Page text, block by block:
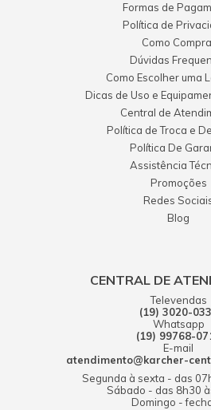
Formas de
Política de
Como
Dúvidas
Como Escolher uma
Dicas de Uso e
Central de
Política de Troca e
Política De
Assistência
Promoções
Redes
Blog
CENTRAL DE
Televendas
(19) 3020-
Whatsapp
(19) 99768-
E-mail
atendimento@karcher-
Segunda à sexta - das
Sábado - das 8h30
Domingo -